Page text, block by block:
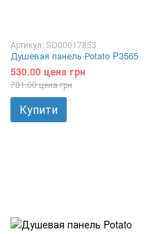
Артикул: SD00017853
Душевая панель Рotato P3565
530.00 цена грн
781.00 цена грн
Купити